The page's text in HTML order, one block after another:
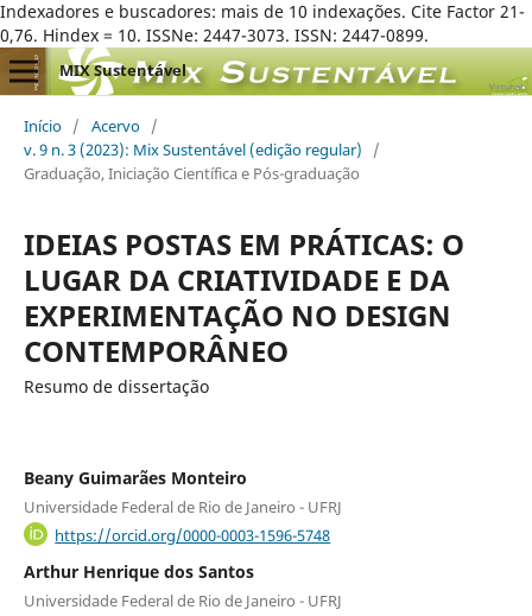
Indexadores e buscadores: mais de 10 indexações. Cite Factor 21-
0,76. Hindex = 10. ISSNe: 2447-3073. ISSN: 2447-0899.
MIX Sustentável
Início / Acervo /
v. 9 n. 3 (2023): Mix Sustentável (edição regular)
/
Graduação, Iniciação Científica e Pós-graduação
IDEIAS POSTAS EM PRÁTICAS: O
LUGAR DA CRIATIVIDADE E DA
EXPERIMENTAÇÃO NO DESIGN
CONTEMPORÂNEO
Resumo de dissertação
Beany Guimarães Monteiro
Universidade Federal de Rio de Janeiro - UFRJ
https://orcid.org/0000-0003-1596-5748
Arthur Henrique dos Santos
Universidade Federal de Rio de Janeiro - UFRJ